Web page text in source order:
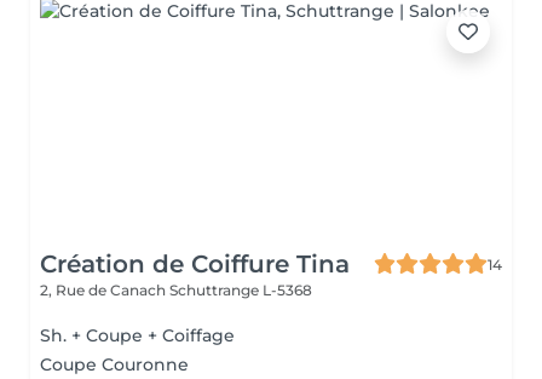
Création de Coiffure Tina
14
2, Rue de Canach Schuttrange L-5368
Sh. + Coupe + Coiffage
Coupe Couronne